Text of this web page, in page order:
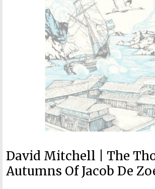
David Mitchell | The
Autumns Of Jacob De